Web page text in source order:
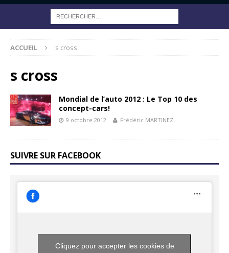
ACCUEIL s cross
s cross
Mondial de l’auto 2012 : Le Top 10 des
concept-cars!
9 octobre 2012 Frédéric MARTINEZ
SUIVRE SUR FACEBOOK
Cliquez pour accepter les cookies de